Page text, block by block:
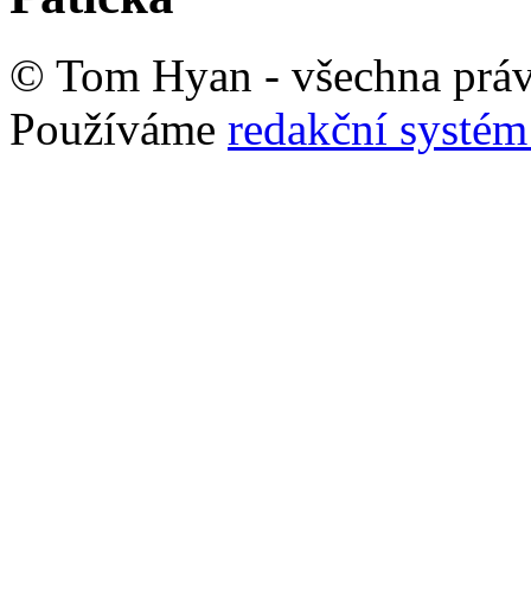
© Tom Hyan - všechna
Používáme redakční